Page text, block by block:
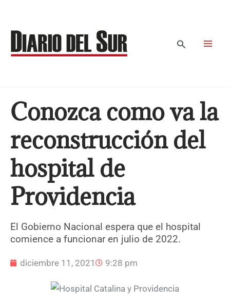
contenido
Buscar
Conozca como va la
reconstrucción del
hospital de
Providencia
El Gobierno Nacional espera que el hospital
comience a funcionar en julio de 2022.
diciembre 11, 2021 9:28 pm